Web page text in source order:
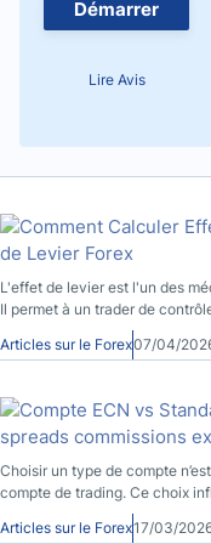
terme plus cohérente. Dans
graphique hebdomadaire,
Démarrer
Lire Avis
L'effet de levier est l'un des
Il permet à un trader de
capital réellement disponible
dépôt relativement faible peut
risque accru. Un mouvement
significatif sur le capital
comprendre le calcul effet de
exposition réelle au marché.
découvrir la formule effet de
un exemple chiffré simple
mécanisme en conditions
Articles sur le Forex07/04/
Choisir un type de compte
compte de trading. Ce choix
vos ordres sont exécutés et, à
un compte de trading ECN et
Articles sur le Forex17/03/